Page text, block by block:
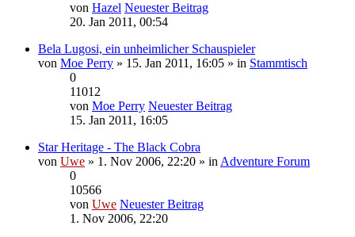
von Hazel Neuester Beitrag
20. Jan 2011, 00:54
Bela Lugosi, ein unheimlicher Schauspieler
von Moe Perry » 15. Jan 2011, 16:05 » in Stammtisch
0
11012
von Moe Perry Neuester Beitrag
15. Jan 2011, 16:05
Star Heritage - The Black Cobra
von Uwe » 1. Nov 2006, 22:20 » in Adventure Forum
0
10566
von Uwe Neuester Beitrag
1. Nov 2006, 22:20